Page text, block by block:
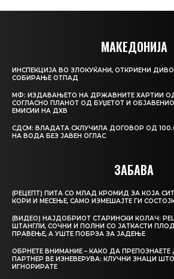
МАКЕДОНИЈА
ИНСПЕКЦИЈА ВО ЗЛОКУЌАНИ, ОТКРИЕНИ
СОБИРАЊЕ ОТПАД
МФ: ИЗДАВАЊЕТО НА ДРЖАВНИТЕ ХАРТИИ
СОГЛАСНО ПЛАНОТ ОД БУЏЕТОТ И
ЕМИСИИ НА ДХВ
СДСМ: ВЛАДАТА СКЛУЧИЛА ДОГОВОР ОД
НА ВОДА БЕЗ ЈАВЕН ОГЛАС
ЗАБАВА
(РЕЦЕПТ) ПИТА СО МЛАД КРОМИД ЗА КОЈА
КОРИ И МЕСЕЊЕ, САМО ИЗМЕШАЈТЕ ГИ
(ВИДЕО) НАЈДОБРИОТ СТАРИНСКИ КОЛАЧ:
ШТАНГЛИ, СОЧНИ И ПОЛНИ СО ЈАТКАСТИ
ПРАВЕЊЕ, А УШТЕ ПОБРЗА ЗА ЈАДЕЊЕ
ОБРНЕТЕ ВНИМАНИЕ – КАКО ДА
ПАРТНЕР ВЕ ИЗНЕВЕРУВА: КЛУЧНИ ЗНАЦИ
ИГНОРИРАТЕ